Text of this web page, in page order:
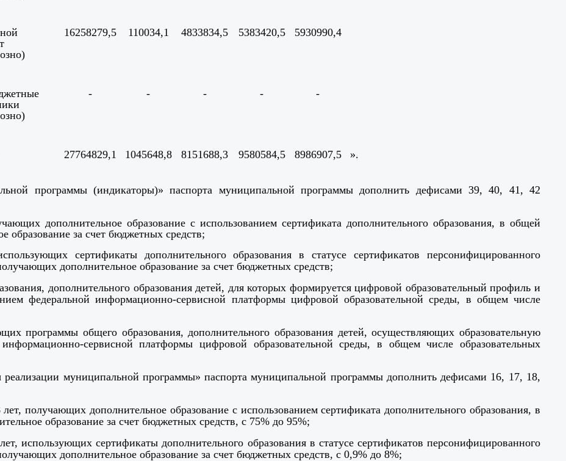
16258279,5 110034,1 4833834,5 5383420,5 5930990,4
- - - - -
27764829,1 1045648,8 8151688,3 9580584,5 8986907,5 ».
программы (индикаторы)» паспорта муниципальной программы дополнить дефисами 39, 40, 41, 42
дополнительное образование с использованием сертификата дополнительного образования, в общей
образование за счет бюджетных средств;
сертификаты дополнительного образования в статусе сертификатов персонифицированного
дополнительное образование за счет бюджетных средств;
дополнительного образования детей, для которых формируется цифровой образовательный профиль и
федеральной информационно-сервисной платформы цифровой образовательной среды, в общем числе
программы общего образования, дополнительного образования детей, осуществляющих образовательную
информационно-сервисной платформы цифровой образовательной среды, в общем числе образовательных
реализации муниципальной программы»паспорта муниципальной программы дополнить дефисами 16, 17, 18,
получающих дополнительное образование с использованием сертификата дополнительного образования, в
образование за счет бюджетных средств, с 75% до 95%;
использующих сертификаты дополнительного образования в статусе сертификатов персонифицированного
дополнительное образование за счет бюджетных средств, с 0,9% до 8%;